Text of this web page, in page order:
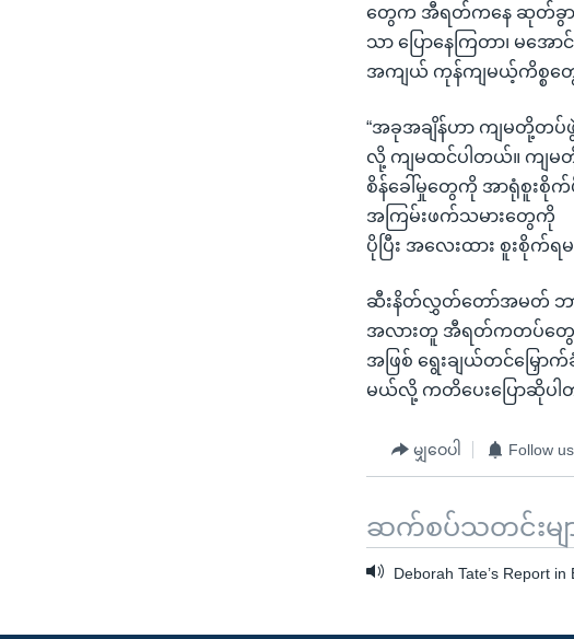
တွေက အီရတ်ကနေ ဆုတ်ခွာ
သာ ပြောနေကြတာ၊ မအ
အကျယ် ကုန်ကျမယ့်ကိစ္စတွ
“အခုအချိန်ဟာ ကျမတို့တပ်
လို့ ကျမထင်ပါတယ်။ ကျမ
စိန်ခေါ်မှုတွေကို အာရုံစူးစို
အကြမ်းဖက်သမားတွေကို
ပိုပြီး အလေးထား စူးစိုက်ရမ
ဆီးနိတ်လွှတ်တော်အမတ် ဘ
အလားတူ အီရတ်ကတပ်တွေ
အဖြစ် ရွေးချယ်တင်မြှေ
မယ်လို့ ကတိပေးပြောဆိုပါ
မျှဝေပါ Follow us
ဆက်စပ်သတင်းမျာ
Deborah Tate’s Report in